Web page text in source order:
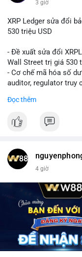
3 giờ
XRP Ledger sửa đổi
530 triệu USD
- Đề xuất sửa đổi
Wall Street trị giá 530
- Cơ chế mã hóa số
auditor, regulator truy
tài chính.
chức tài chính.
$xrp
#titanbot
📰 Nguồn: CoinDesk
Đọc thêm
4 giờ